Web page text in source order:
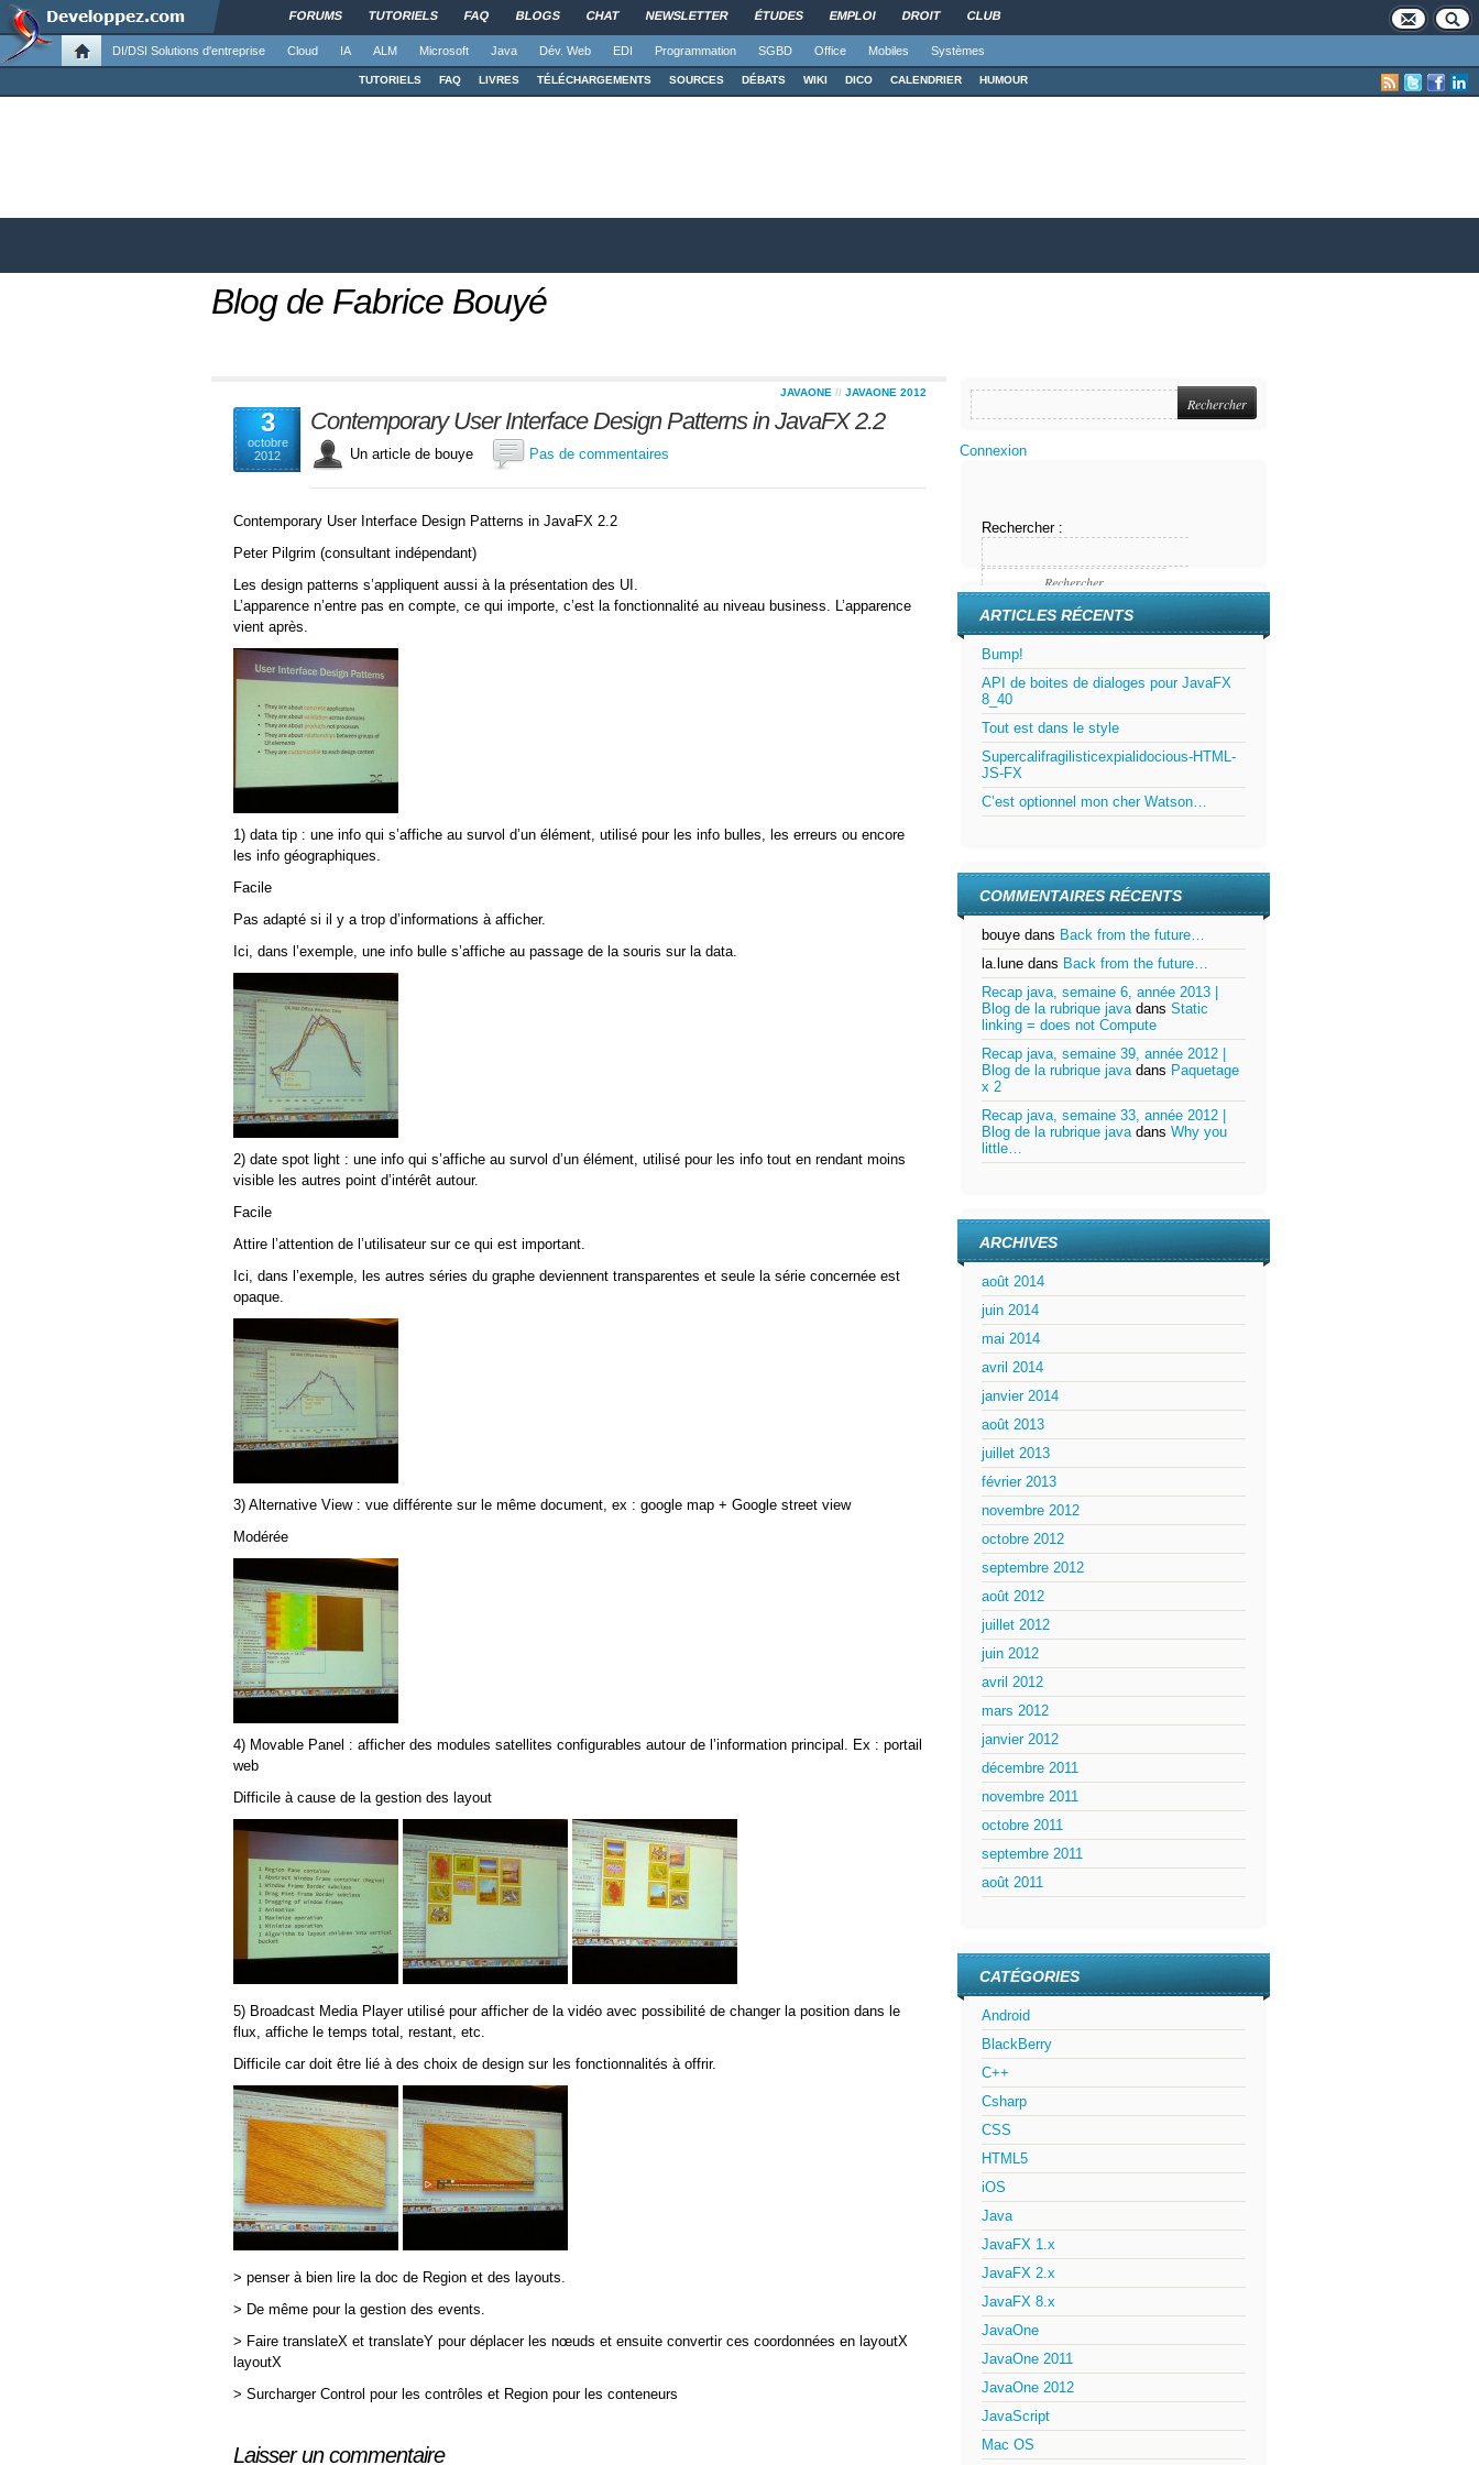
FORUMS TUTORIELS FAQ BLOGS CHAT NEWSLETTER ÉTUDES EMPLOI DROIT CLUB
DI/DSI Solutions d'entreprise Cloud IA ALM Microsoft Java Dév. Web EDI Programmation SGBD Office Mobiles Systèmes
TUTORIELS FAQ LIVRES TÉLÉCHARGEMENTS SOURCES DÉBATS WIKI DICO CALENDRIER HUMOUR
Blog de Fabrice Bouyé
3
octobre
2012
JAVAONE // JAVAONE 2012
Contemporary User Interface Design Patterns in JavaFX 2.2
Un article de bouye Pas de commentaires
Contemporary User Interface Design Patterns in JavaFX 2.2
Peter Pilgrim (consultant indépendant)
Les design patterns s’appliquent aussi à la présentation des UI.
L’apparence n’entre pas en compte, ce qui importe, c’est la fonctionnalité au niveau business. L’apparence
vient après.
1) data tip : une info qui s’affiche au survol d’un élément, utilisé pour les info bulles, les erreurs ou encore
les info géographiques.
Facile
Pas adapté si il y a trop d’informations à afficher.
Ici, dans l’exemple, une info bulle s’affiche au passage de la souris sur la data.
2) date spot light : une info qui s’affiche au survol d’un élément, utilisé pour les info tout en rendant moins
visible les autres point d’intérêt autour.
Facile
Attire l’attention de l’utilisateur sur ce qui est important.
Ici, dans l’exemple, les autres séries du graphe deviennent transparentes et seule la série concernée est
opaque.
3) Alternative View : vue différente sur le même document, ex : google map + Google street view
Modérée
4) Movable Panel : afficher des modules satellites configurables autour de l’information principal. Ex : portail
web
Difficile à cause de la gestion des layout
5) Broadcast Media Player utilisé pour afficher de la vidéo avec possibilité de changer la position dans le
flux, affiche le temps total, restant, etc.
Difficile car doit être lié à des choix de design sur les fonctionnalités à offrir.
> penser à bien lire la doc de Region et des layouts.
> De même pour la gestion des events.
> Faire translateX et translateY pour déplacer les nœuds et ensuite convertir ces coordonnées en layoutX
layoutX
> Surcharger Control pour les contrôles et Region pour les conteneurs
Laisser un commentaire
Connexion
Rechercher :
ARTICLES RÉCENTS
Bump!
API de boites de dialoges pour JavaFX
8_40
Tout est dans le style
Supercalifragilisticexpialidocious-HTML-
JS-FX
C’est optionnel mon cher Watson…
COMMENTAIRES RÉCENTS
bouye dans Back from the future…
la.lune dans Back from the future…
Recap java, semaine 6, année 2013 |
Blog de la rubrique javadans Static
linking = does not Compute
Recap java, semaine 39, année 2012 |
Blog de la rubrique javadans Paquetage
x 2
Recap java, semaine 33, année 2012 |
Blog de la rubrique javadans Why you
little…
ARCHIVES
août 2014
juin 2014
mai 2014
avril 2014
janvier 2014
août 2013
juillet 2013
février 2013
novembre 2012
octobre 2012
septembre 2012
août 2012
juillet 2012
juin 2012
avril 2012
mars 2012
janvier 2012
décembre 2011
novembre 2011
octobre 2011
septembre 2011
août 2011
CATÉGORIES
Android
BlackBerry
C++
Csharp
CSS
HTML5
iOS
Java
JavaFX 1.x
JavaFX 2.x
JavaFX 8.x
JavaOne
JavaOne 2011
JavaOne 2012
JavaScript
Mac OS